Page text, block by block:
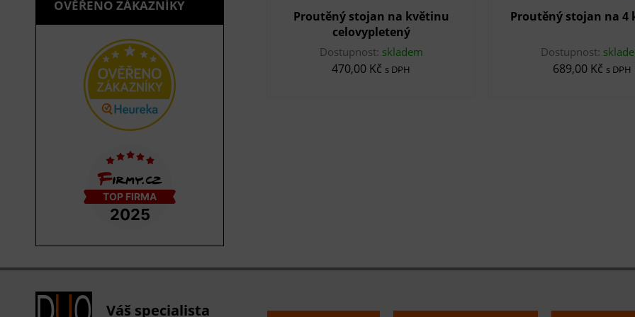
OVĚŘENO ZÁKAZNÍKY
Proutěný stojan na květinu
celovypletený
Dostupnost: skladem
470,00 Kč s DPH
Proutěný stojan na 4
Dostupnost:
689,00 Kč s DPH
Váš specialista